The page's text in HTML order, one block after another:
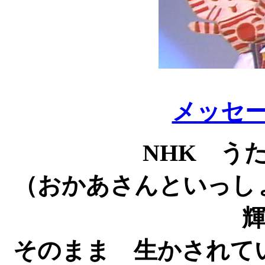
メッセ
NHK う
（おかあさんといっ
そのまま 生かされて